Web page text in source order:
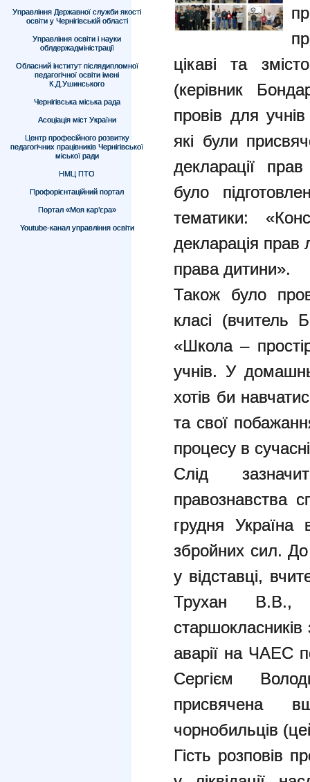
Управління Державної служби якості
освіти у Чернігівській області
Управління освіти і науки
облдержадміністрації
Обласний інститут післядипломної
педагогічної освіти імені
К.Д.Ушинського
Чернігівська міська рада
Асоціація міст України
Центр професійного розвитку
педагогічних працівників Чернігівської
міської ради
НМЦ ПТО
Профорієнтаційний портал
Портал «Моя кар’єра»
Youtube-канал управління освіти
цікаві та
(керівник
провів для
які були
декларації
було
тематики:
декларація
права дитини».
Також було
класі (вчитель
«Школа –
учнів. У
хотів би
та свої
процесу в
Слід
правознавства
грудня Україна
збройних сил. До
у відставці,
Трухан В.В.,
старшокласників
аварії на ЧАЕС
Сергієм
присвячена
чорнобильців
Гість розповів